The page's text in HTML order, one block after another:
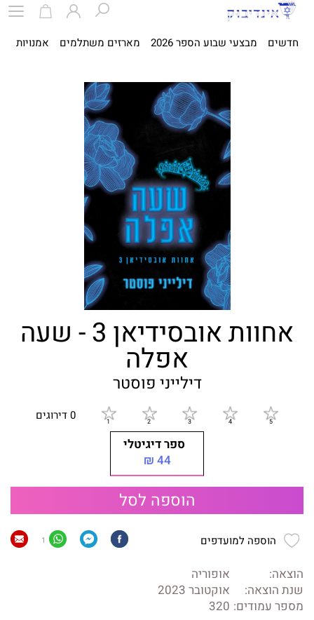
חדשים מבצעי שבוע הספר 2026 מארזים משתלמים אמנויות
אחוות אובסידיאן 3 - שעה
אפלה
דילייני פוסטר
0 דירוגים
ספר דיגיטלי
44 ₪
הוספה לסל
הוספה למועדפים 1
הוצאה:
אופוריה
שנת הוצאה:
אוקטובר 2023
מספר עמודים: 320